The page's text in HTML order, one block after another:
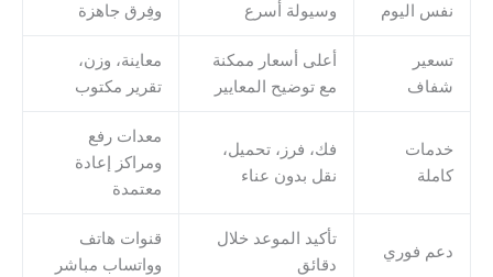
نفس اليوم
وسيولة أسرع
وفِرق جاهزة
تسعير
شفاف
أعلى أسعار ممكنة
مع توضيح المعايير
معاينة، وزن،
تقرير مكتوب
خدمات
كاملة
فك، فرز، تحميل،
نقل بدون عناء
معدات رفع
ومراكز إعادة
معتمدة
دعم فوري
تأكيد الموعد خلال
دقائق
قنوات هاتف
وواتساب مباشر